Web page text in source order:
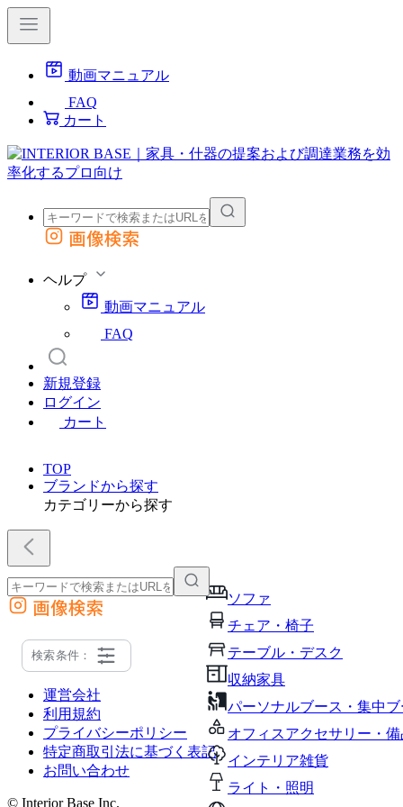
動画マニュアル
FAQ
カート
外部サイトの商品をカートに追加
画像検索
ヘルプ
動画マニュアル
FAQ
新規登録
ログイン
カート
TOP
ブランドから探す
カテゴリーから探す
ソファ
チェア・椅子
テーブル・デスク
収納家具
パーソナルブース・集中
オフィスアクセサリー・備
インテリア雑貨
ライト・照明
外部サイトの商品をカートに追加
他のサイトで見つけた商品ページのURLを貼り付けて、カートに追加できます
画像検索
検索条件：
運営会社
利用規約
プライバシーポリシー
特定商取引法に基づく表記
お問い合わせ
© Interior Base Inc.